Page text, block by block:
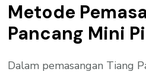
Metode
Pancang Mini
Dalam pemasangan Tiang